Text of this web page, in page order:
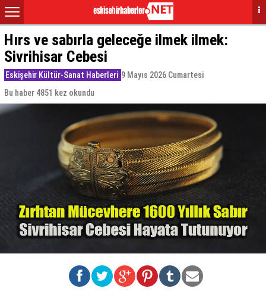
Hırs ve sabırla geleceğe ilmek ilmek:
Sivrihisar Cebesi
Eskişehir Kültür-Sanat Haberleri 9 Mayıs 2026 Cumartesi
Bu haber 4851 kez okundu